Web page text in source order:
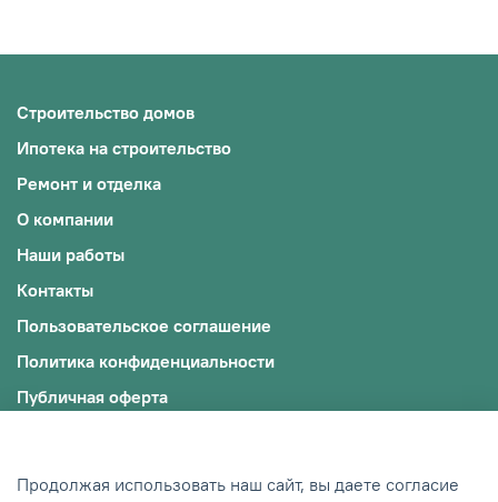
Строительство домов
Ипотека на строительство
Ремонт и отделка
О компании
Наши работы
Контакты
Пользовательское соглашение
Политика конфиденциальности
Публичная оферта
© 2009-2025, ООО "ЭКОЖИЛЬЕ"
Продолжая использовать наш сайт, вы даете согласие